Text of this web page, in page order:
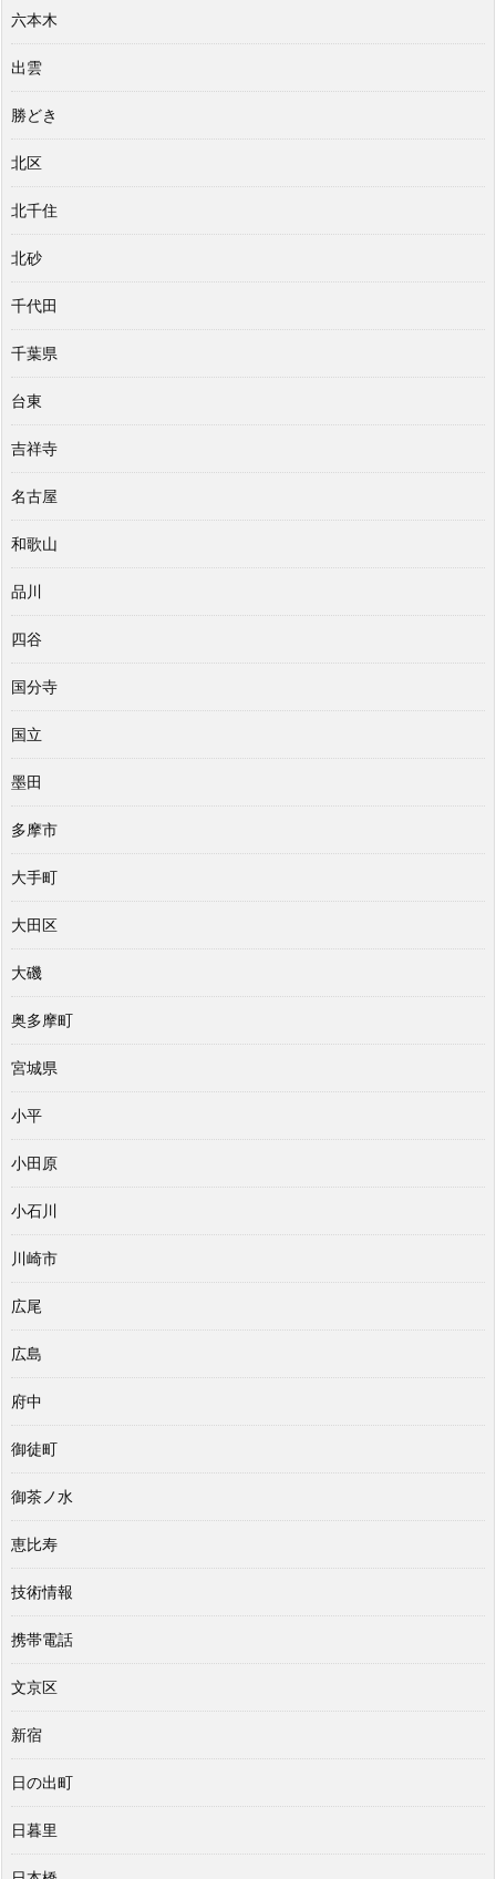
六本木
出雲
勝どき
北区
北千住
北砂
千代田
千葉県
台東
吉祥寺
名古屋
和歌山
品川
四谷
国分寺
国立
墨田
多摩市
大手町
大田区
大磯
奥多摩町
宮城県
小平
小田原
小石川
川崎市
広尾
広島
府中
御徒町
御茶ノ水
恵比寿
技術情報
携帯電話
文京区
新宿
日の出町
日暮里